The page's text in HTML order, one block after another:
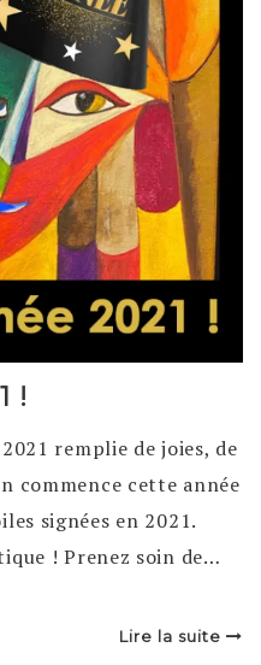
!
remplie de joies, de
commence cette année
signées en 2021.
! Prenez soin de…
Lire la suite